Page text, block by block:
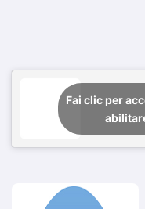
Fai clic per